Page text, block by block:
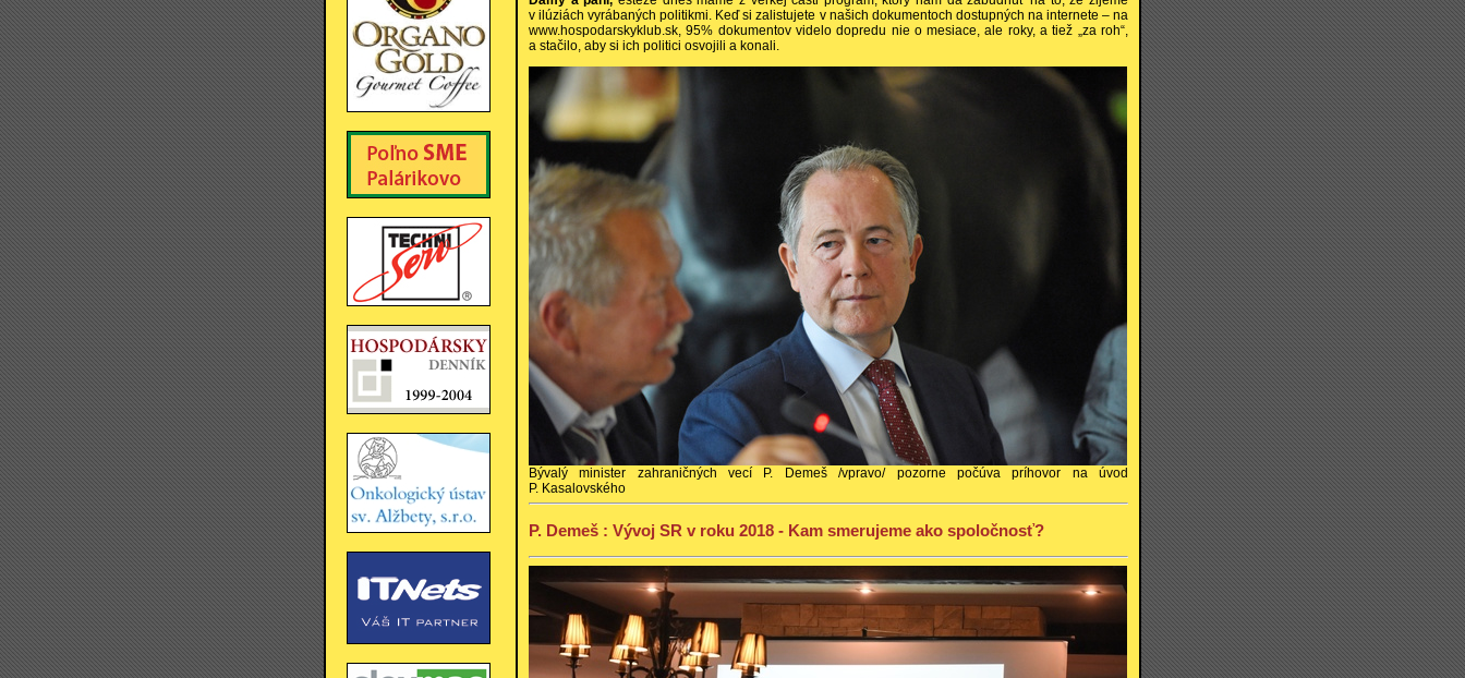
v ilúziách vyrábaných politikmi. Keď si zalistujete v našich dokumentoch dostupných na internete – na
www.hospodarskyklub.sk, 95% dokumentov videlo dopredu nie o mesiace, ale roky, a tiež „za roh“,
a stačilo, aby si ich politici osvojili a konali.
Bývalý minister zahraničných vecí P. Demeš /vpravo/ pozorne počúva príhovor na úvod
P. Kasalovského
P. Demeš : Vývoj SR v roku 2018 - Kam smerujeme ako spoločnosť?